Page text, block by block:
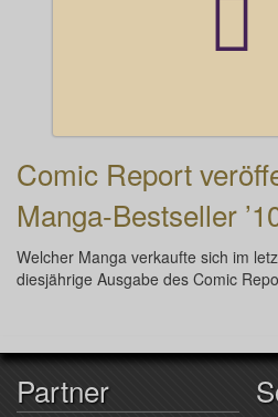
Comic Report
Manga-Bestseller
Welcher Manga verkaufte sich im
diesjährige Ausgabe des Comic
Partner